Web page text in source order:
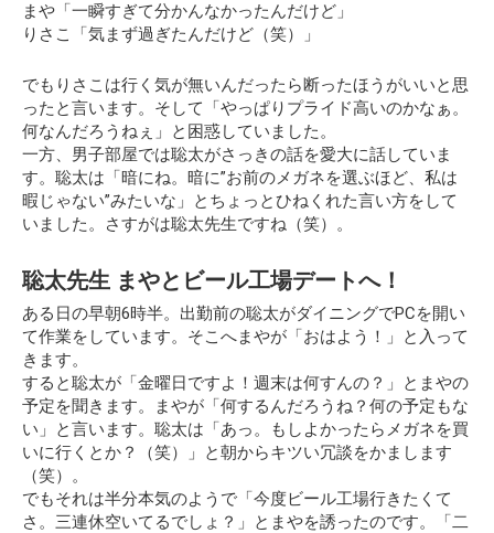
まや「一瞬すぎて分かんなかったんだけど」
りさこ「気まず過ぎたんだけど（笑）」
でもりさこは行く気が無いんだったら断ったほうがいいと思
ったと言います。そして「やっぱりプライド高いのかなぁ。
何なんだろうねぇ」と困惑していました。
一方、男子部屋では聡太がさっきの話を愛大に話していま
す。聡太は 「暗にね。暗に”お前のメガネを選ぶほど、私は
暇じゃない”みたいな」
とちょっとひねくれた言い方をして
いました。さすがは聡太先生ですね（笑）。
聡太先生 まやとビール工場デートへ！
ある日の早朝6時半。出勤前の聡太がダイニングでPCを開い
て作業をしています。そこへまやが「おはよう！」と入って
きます。
すると聡太が「金曜日ですよ！週末は何すんの？」とまやの
予定を聞きます。まやが「何するんだろうね？何の予定もな
い」と言います。聡太は「あっ。もしよかったらメガネを買
いに行くとか？（笑）」と朝からキツい冗談をかまします
（笑）。
でもそれは半分本気のようで「今度ビール工場行きたくて
さ。三連休空いてるでしょ？」とまやを誘ったのです。「二